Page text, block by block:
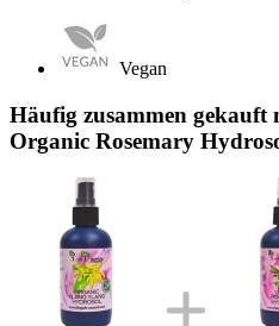
Vegan
Häufig zusammen gekauft
Organic Rosemary